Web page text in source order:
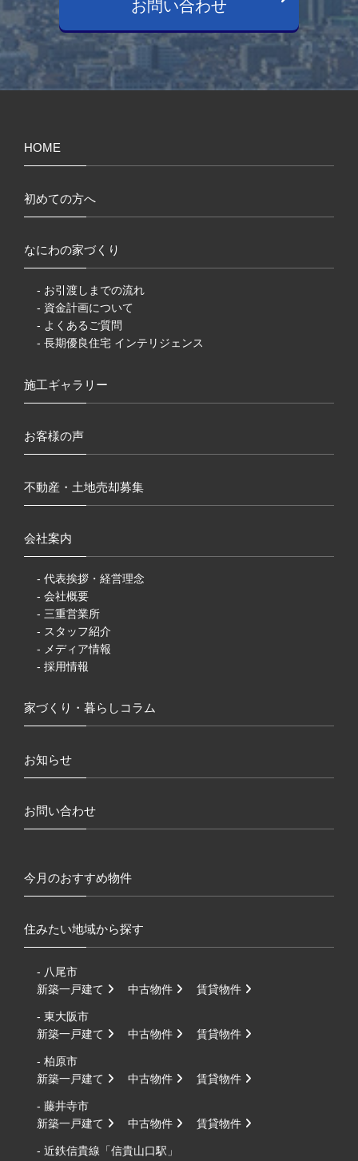
お問い合わせ
HOME
初めての方へ
なにわの家づくり
- お引渡しまでの流れ
- 資金計画について
- よくあるご質問
- 長期優良住宅 インテリジェンス
施工ギャラリー
お客様の声
不動産・土地売却募集
会社案内
- 代表挨拶・経営理念
- 会社概要
- 三重営業所
- スタッフ紹介
- メディア情報
- 採用情報
家づくり・暮らしコラム
お知らせ
お問い合わせ
今月のおすすめ物件
住みたい地域から探す
- 八尾市
新築一戸建て
中古物件 賃貸物件
- 東大阪市
新築一戸建て
中古物件 賃貸物件
- 柏原市
新築一戸建て
中古物件 賃貸物件
- 藤井寺市
新築一戸建て
中古物件 賃貸物件
- 近鉄信貴線「信貴山口駅」